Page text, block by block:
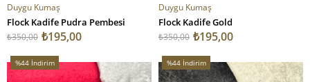
Duygu Kumaş
Flock Kadife Pudra Pembesi
₺195,00
₺350,00
Duygu Kumaş
Flock Kadife Gold
₺195,00
₺350,00
%44 İndirim
%44İndirim
%44 İndirim
%44İndirim